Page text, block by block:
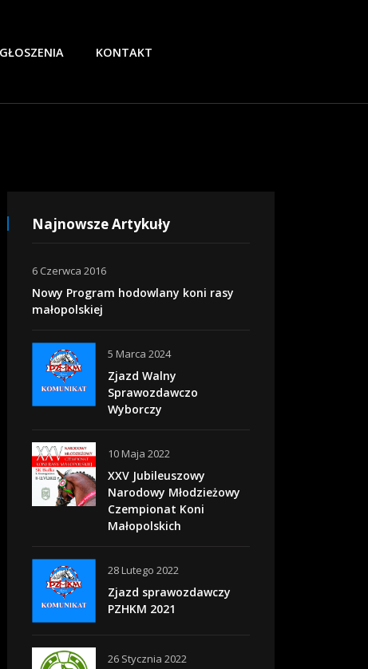
KONTAKT
Najnowsze Artykuły
6 Czerwca 2016
Nowy Program hodowlany koni rasy
małopolskiej
5 Marca 2024
Zjazd Walny
Sprawozdawczo
Wyborczy
10 Maja 2022
XXV Jubileuszowy
Narodowy Młodzieżowy
Czempionat Koni
Małopolskich
28 Lutego 2022
Zjazd sprawozdawczy
PZHKM 2021
26 Stycznia 2022